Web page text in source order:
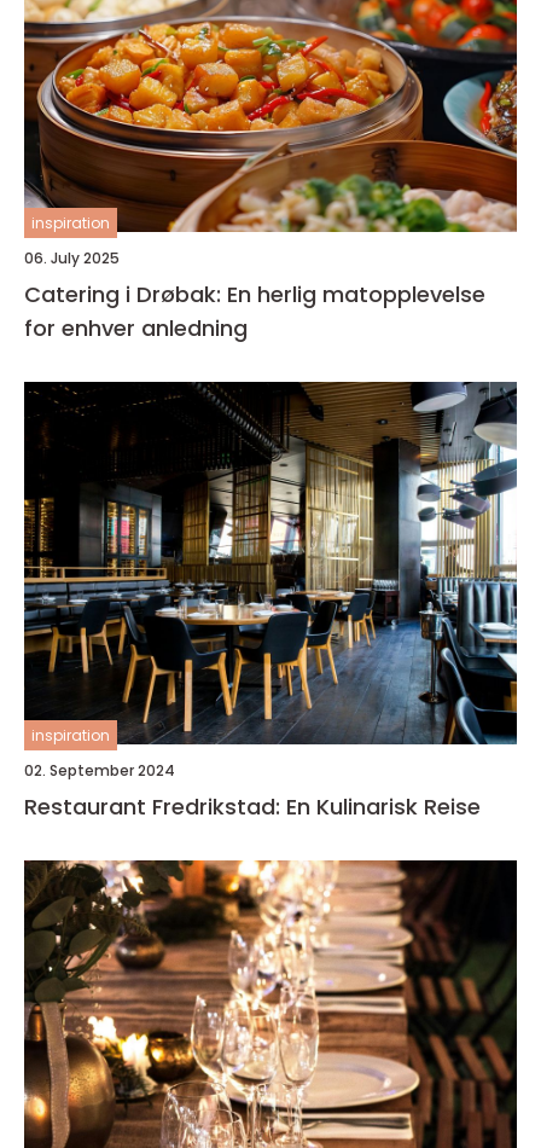
inspiration
06. July 2025
Catering i Drøbak: En herlig matopplevelse
for enhver anledning
inspiration
02. September 2024
Restaurant Fredrikstad: En Kulinarisk Reise